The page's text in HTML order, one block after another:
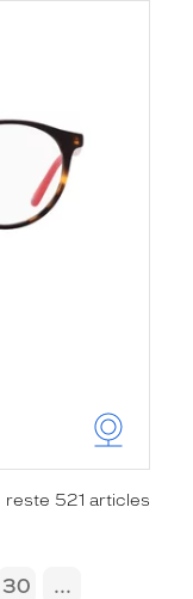
reste 521 articles
30
...